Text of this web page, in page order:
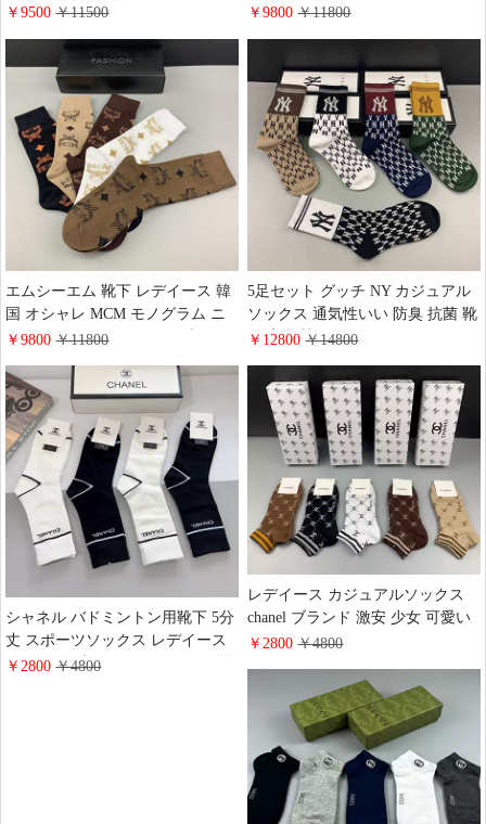
アルソックス 4足セット スニーカ
￥9500￥11500
おしゃれ
￥9800￥11800
エムシーエム 靴下 レデイース 韓
国 オシャレ MCM モノグラム ニ
ット ソックス 5足セット ブラン
￥9800￥11800
5足セット グッチ NY カジュアル
ソックス 通気性いい 防臭 抗菌 靴
下 高品質 GUCCI ソックス おしゃ
￥12800￥14800
シャネル バドミントン用靴下 5分
丈 スポーツソックス レデイース
ソックス ブラック ホワイト お洒
￥2800￥4800
レデイース カジュアルソックス
chanel ブランド 激安 少女 可愛い
風 5色 シャネル スポーツソック
￥2800￥4800